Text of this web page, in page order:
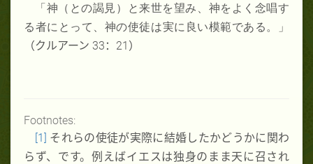
「神（との謁見）と来世を望み、神をよく念唱す
る者にとって、神の使徒は実に良い模範である。」
（クルアーン 33 ： 21 ）
Footnotes:
[1] それらの使徒が実際に結婚したかどうかに関わ
らず、です。例えばイエスは独身のまま天に召され